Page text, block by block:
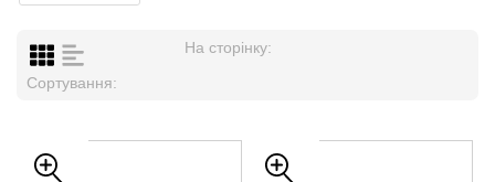
На сторінку:
Сортування: